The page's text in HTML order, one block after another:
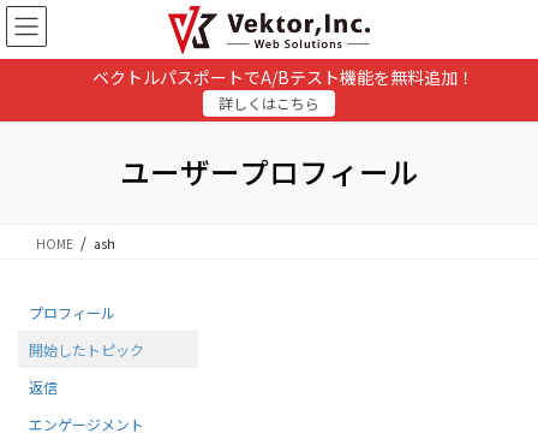
コ
ン
テ
ナ
ビ
ゲ
ベクトルパスポートでA/Bテスト機能を無料追加！
詳しくはこちら
ユーザープロフィール
HOME ash
プロフィール
開始したトピック
返信
エンゲージメント